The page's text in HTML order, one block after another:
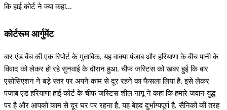
कि हाई कोर्ट ने क्या कहा...
कोर्टरूम आर्गुमेंट
बार एंड बेंच की एक रिपोर्ट के मुताबिक, यह वाक्या पंजाब और हरियाणा के बीच पानी के
विवाद को लेकर हो रहे सुनवाई के दौरान हुआ. चीफ जस्टिस को खबर हुई कि बार
एसोसिएशन ने बड़े स्तर पर अपने काम से दूर रहने का फैसला लिया है. इसे लेकर
पंजाब एंड हरियाणा हाई कोर्ट के चीफ जस्टिस शील नागू ने कहा कि हमारे जवान युद्ध
पर है और आपको काम से दूर घर पर रहना है, यह बेहद दुर्भाग्यपूर्ण है. सैनिकों की तरह